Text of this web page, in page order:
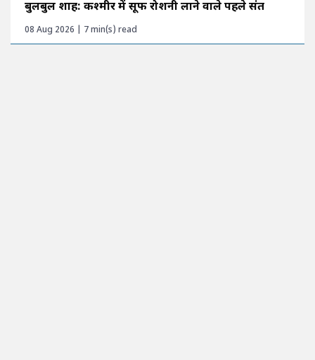
बुलबुल शाह: कश्मीर में सूफी रोशनी लाने वाले पहले संत
08 Aug 2026 | 7 min(s) read